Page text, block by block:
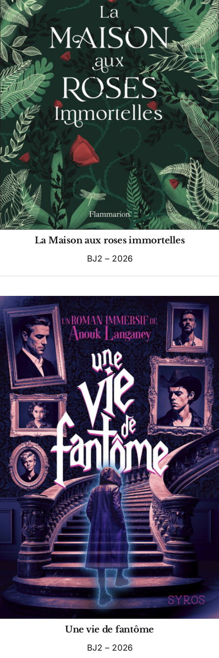
La Maison aux roses immortelles
BJ2 – 2026
Une vie de fantôme
BJ2 – 2026